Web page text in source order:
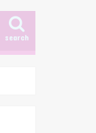
search